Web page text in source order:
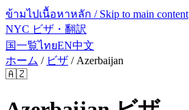
ข้ามไปเนื้อหาหลัก / Skip to main content
NYC ビザ・翻訳
国一覧ไทยEN中文
ホーム / ビザ / Azerbaijan
🇦🇿